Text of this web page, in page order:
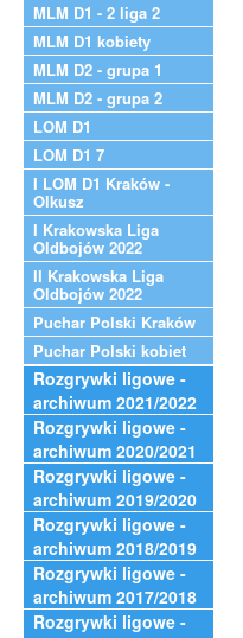
MLM D1 - 2 liga 2
MLM D1 kobiety
MLM D2 - grupa 1
MLM D2 - grupa 2
LOM D1
LOM D1 7
I LOM D1 Kraków -
Olkusz
I Krakowska Liga
Oldbojów 2022
II Krakowska Liga
Oldbojów 2022
Puchar Polski Kraków
Puchar Polski kobiet
Rozgrywki ligowe -
archiwum 2021/2022
Rozgrywki ligowe -
archiwum 2020/2021
Rozgrywki ligowe -
archiwum 2019/2020
Rozgrywki ligowe -
archiwum 2018/2019
Rozgrywki ligowe -
archiwum 2017/2018
Rozgrywki ligowe -